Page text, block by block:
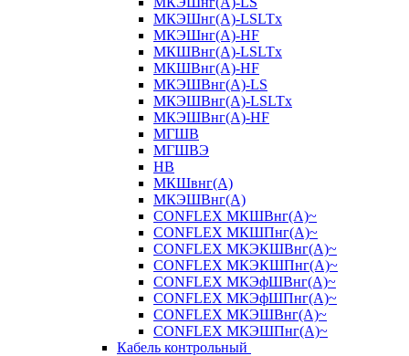
МКЭШнг(А)-LSLTx
МКЭШнг(А)-HF
МКШВнг(A)-LSLTx
МКШВнг(А)-HF
МКЭШВнг(А)-LS
МКЭШВнг(A)-LSLTx
МКЭШВнг(А)-HF
МГШВ
МГШВЭ
НВ
МКШвнг(А)
МКЭШВнг(А)
CONFLEX МКШВнг(А)~
CONFLEX МКШПнг(А)~
CONFLEX МКЭКШВнг(А)~
CONFLEX МКЭКШПнг(А)~
CONFLEX МКЭфШВнг(А)~
CONFLEX МКЭфШПнг(А)~
CONFLEX МКЭШВнг(А)~
CONFLEX МКЭШПнг(А)~
Кабель контрольный